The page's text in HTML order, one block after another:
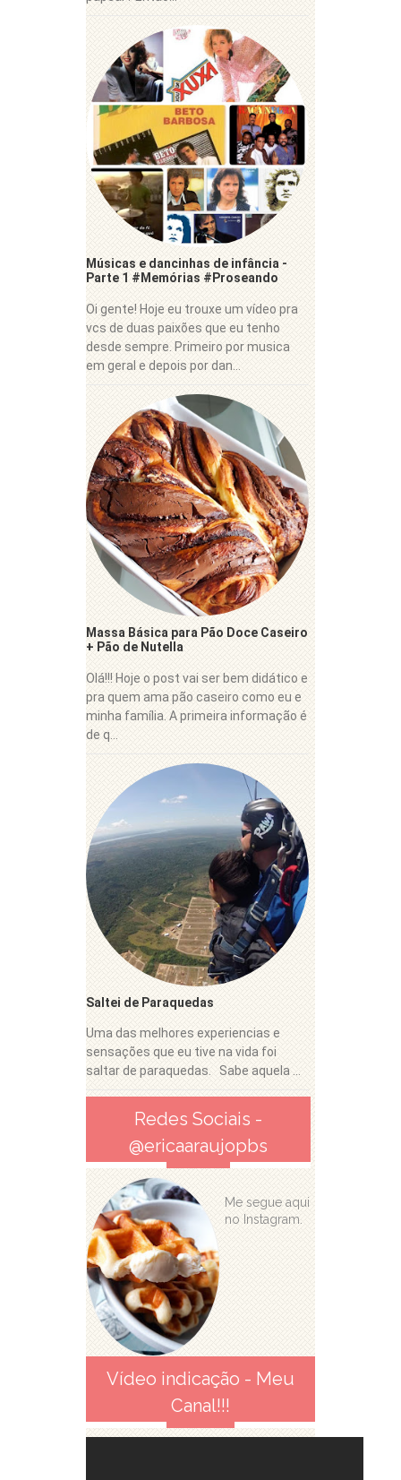
Músicas e dancinhas de infância -
Parte 1 #Memórias #Proseando
Oi gente! Hoje eu trouxe um vídeo pra
vcs de duas paixões que eu tenho
desde sempre. Primeiro por musica
em geral e depois por dan...
Massa Básica para Pão Doce Caseiro
+ Pão de Nutella
Olá!!! Hoje o post vai ser bem didático e
pra quem ama pão caseiro como eu e
minha família. A primeira informação é
de q...
Saltei de Paraquedas
Uma das melhores experiencias e
sensações que eu tive na vida foi
saltar de paraquedas. Sabe aquela ...
Redes Sociais -
@ericaaraujopbs
Me segue aqui
no Instagram.
Vídeo indicação - Meu
Canal!!!